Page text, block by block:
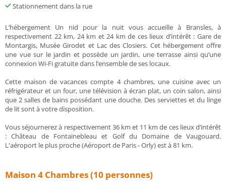
Stationnement dans la rue
L’hébergement Un nid pour la nuit vous accueille à Bransles, à
respectivement 22 km, 24 km et 24 km de ces lieux d’intérêt : Gare de
Montargis, Musée Girodet et Lac des Closiers. Cet hébergement offre
une vue sur le jardin et possède un jardin, une terrasse ainsi qu’une
connexion Wi-Fi gratuite dans l’ensemble de ses locaux.
Cette maison de vacances compte 4 chambres, une cuisine avec un
réfrigérateur et un four, une télévision à écran plat, un coin salon, ainsi
que 2 salles de bains possédant une douche. Des serviettes et du linge
de lit sont à votre disposition.
Vous séjournerez à respectivement 36 km et 11 km de ces lieux d’intérêt
: Château de Fontainebleau et Golf du Domaine de Vaugouard.
L'aéroport le plus proche (Aéroport de Paris - Orly) est à 81 km.
Maison 4 Chambres (10 personnes)